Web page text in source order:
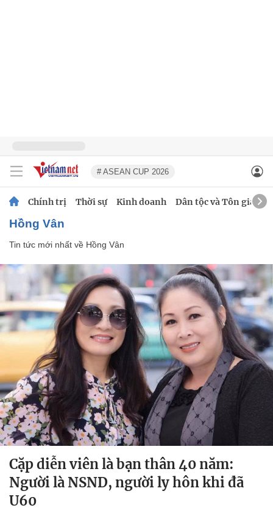
# ASEAN CUP 2026
Chính trị Thời sự Kinh doanh Dân tộc và Tôn giáo
Hồng Vân
Tin tức mới nhất về Hồng Vân
Cặp diễn viên là bạn thân 40 năm:
Người là NSND, người ly hôn khi đã
U60